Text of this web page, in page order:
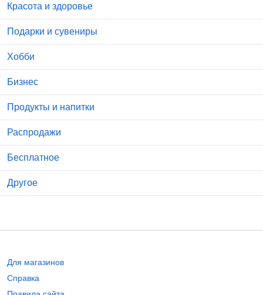
Красота и здоровье
Подарки и сувениры
Хобби
Бизнес
Продукты и напитки
Распродажи
Бесплатное
Другое
Для магазинов
Справка